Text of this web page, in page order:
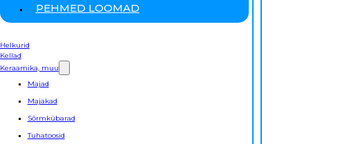
PEHMED LOOMAD
Helkurid
Kellad
Keraamika, muu
Majad
Majakad
Sõrmkübarad
Tuhatoosid